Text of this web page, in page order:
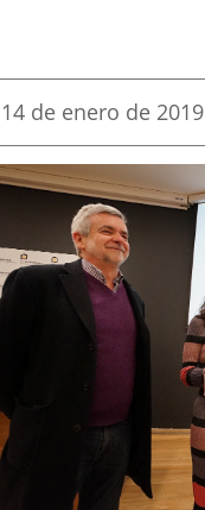
Fecha
la
noticia
14 de enero de 2019